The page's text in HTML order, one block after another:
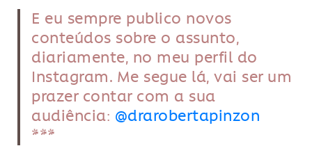
E eu sempre publico novos
conteúdos sobre o assunto,
diariamente, no meu perfil do
Instagram. Me segue lá, vai ser um
prazer contar com a sua
audiência: @drarobertapinzon
***